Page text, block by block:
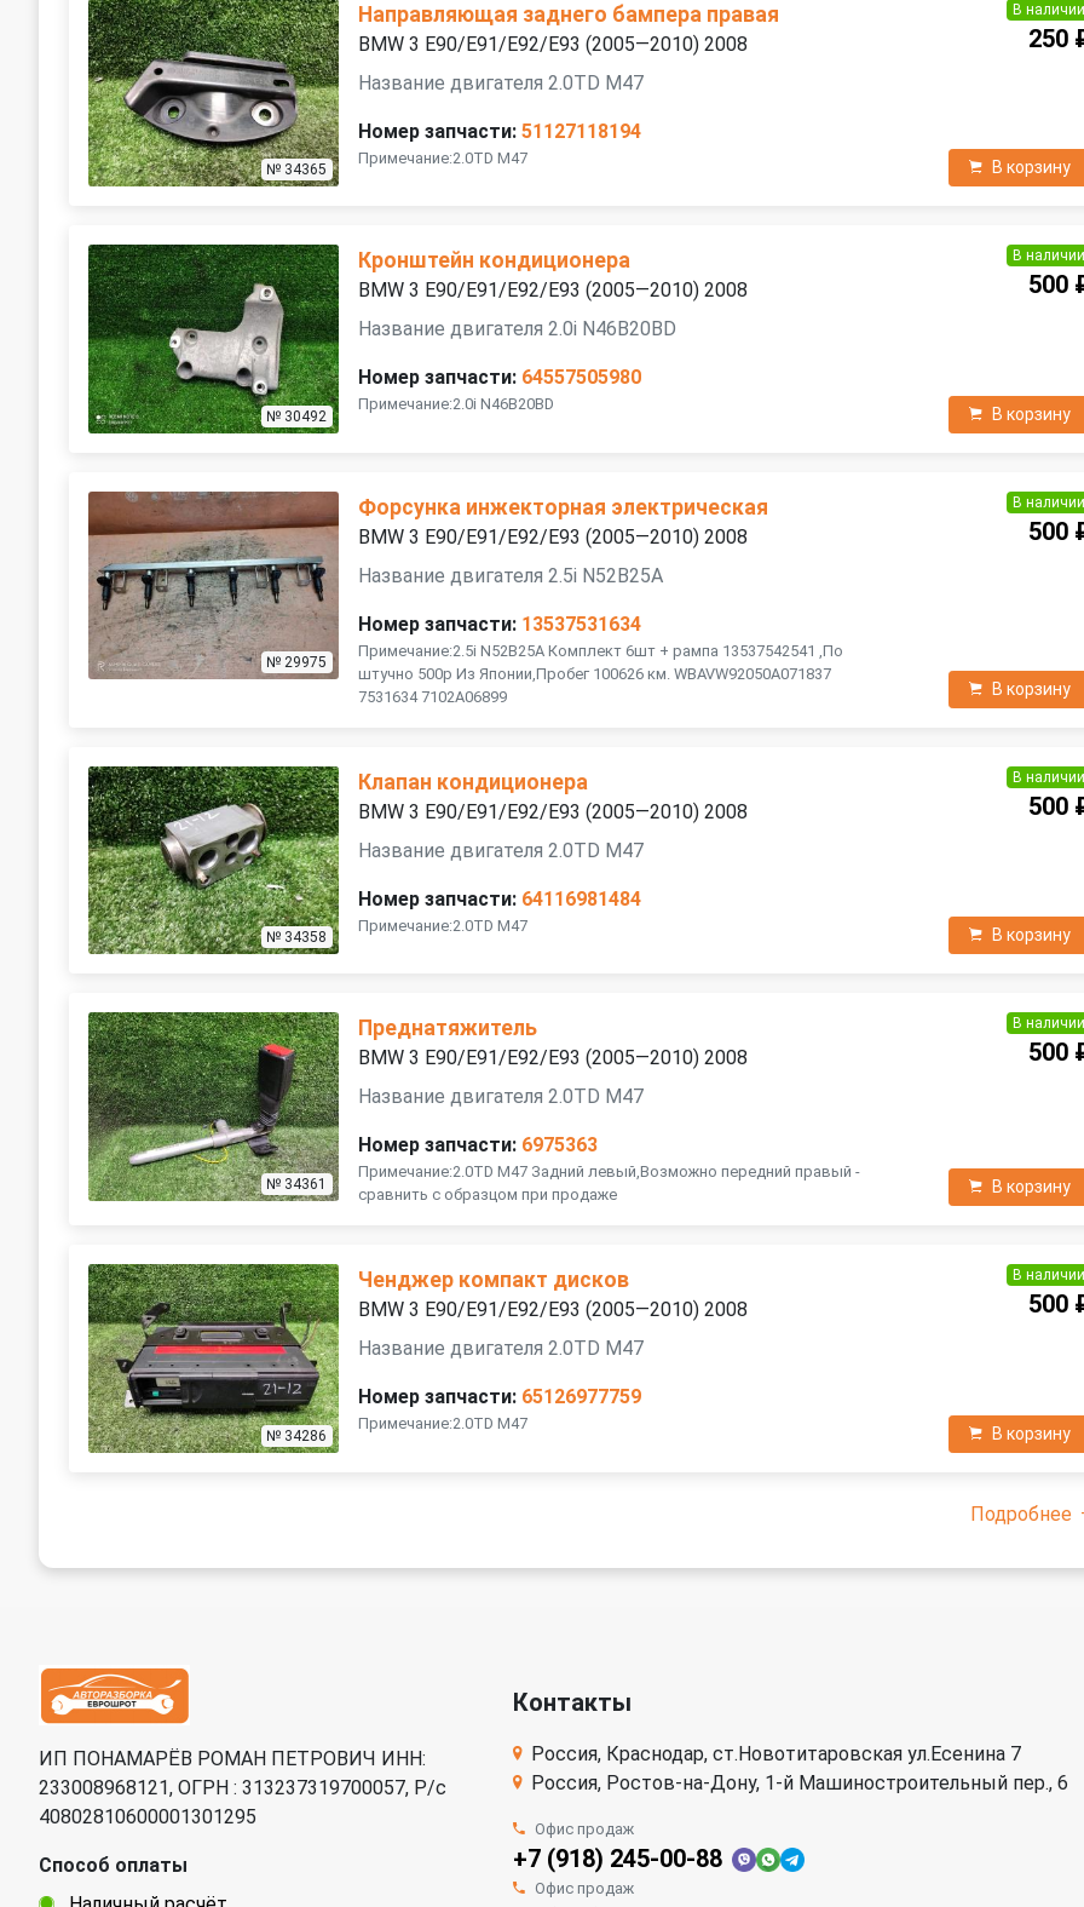
№ 34365
Направляющая заднего бампера правая
BMW 3 E90/E91/E92/E93 (2005—2010) 2008
Название двигателя 2.0TD M47
Номер запчасти: 51127118194
Примечание:2.0TD M47
В наличии
250
В корзину
№ 30492
Кронштейн кондиционера
BMW 3 E90/E91/E92/E93 (2005—2010) 2008
Название двигателя 2.0i N46B20BD
Номер запчасти: 64557505980
Примечание:2.0i N46B20BD
В наличии
500
В корзину
№ 29975
Форсунка инжекторная электрическая
BMW 3 E90/E91/E92/E93 (2005—2010) 2008
Название двигателя 2.5i N52B25A
Номер запчасти: 13537531634
Примечание:2.5i N52B25A Комплект 6шт + рампа 13537542541 ,По
штучно 500р Из Японии,Пробег 100626 км. WBAVW92050A071837
7531634 7102A06899
В наличии
500
В корзину
№ 34358
Клапан кондиционера
BMW 3 E90/E91/E92/E93 (2005—2010) 2008
Название двигателя 2.0TD M47
Номер запчасти: 64116981484
Примечание:2.0TD M47
В наличии
500
В корзину
№ 34361
Преднатяжитель
BMW 3 E90/E91/E92/E93 (2005—2010) 2008
Название двигателя 2.0TD M47
Номер запчасти: 6975363
Примечание:2.0TD M47 Задний левый,Возможно передний правый -
сравнить с образцом при продаже
В наличии
500
В корзину
№ 34286
Ченджер компакт дисков
BMW 3 E90/E91/E92/E93 (2005—2010) 2008
Название двигателя 2.0TD M47
Номер запчасти: 65126977759
Примечание:2.0TD M47
В наличии
500
В корзину
Подробнее
ИП ПОНАМАРЁВ РОМАН ПЕТРОВИЧ ИНН:
233008968121, ОГРН : 313237319700057, Р/c
40802810600001301295
Способ оплаты
Контакты
Россия, Краснодар, ст.Новотитаровская ул.Есенина 7
Россия, Ростов-на-Дону, 1-й Машиностроительный пер., 6
Офис продаж
+7 (918) 245-00-88
Офис продаж